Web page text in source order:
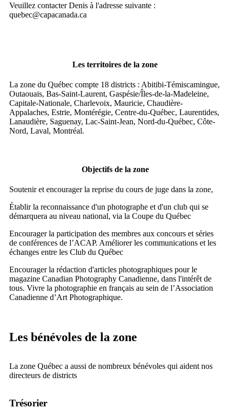
Veuillez contacter Denis à l'adresse suivante :
quebec@capacanada.ca
Les territoires de la zone
La zone du Québec compte 18 districts : Abitibi-Témiscamingue,
Outaouais, Bas-Saint-Laurent, Gaspésie/Îles-de-la-Madeleine,
Capitale-Nationale, Charlevoix, Mauricie, Chaudière-
Appalaches, Estrie, Montérégie, Centre-du-Québec, Laurentides,
Lanaudière, Saguenay, Lac-Saint-Jean, Nord-du-Québec, Côte-
Nord, Laval, Montréal.
Objectifs de la zone
Soutenir et encourager la reprise du cours de juge dans la zone,
Établir la reconnaissance d'un photographe et d'un club qui se
démarquera au niveau national, via la Coupe du Québec
Encourager la participation des membres aux concours et séries
de conférences de l’ACAP. Améliorer les communications et les
échanges entre les Club du Québec
Encourager la rédaction d'articles photographiques pour le
magazine Canadian Photography Canadienne, dans l'intérêt de
tous. Vivre la photographie en français au sein de l’Association
Canadienne d’Art Photographique.
Les bénévoles de la zone
La zone Québec a aussi de nombreux bénévoles qui aident nos
directeurs de districts
Trésorier